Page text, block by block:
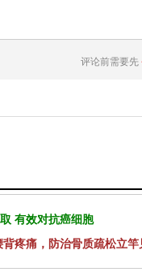
评论前需要先
有效对抗癌细胞
疼痛，防治骨质疏松立竿